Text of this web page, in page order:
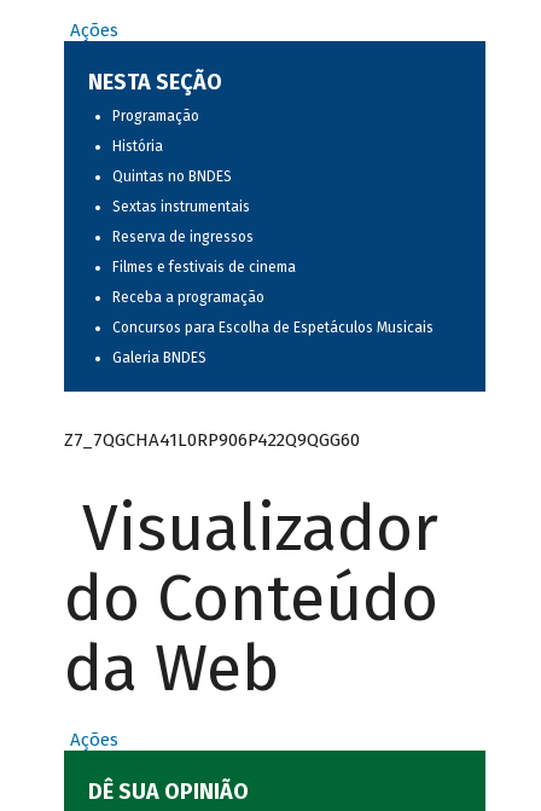
Ações
NESTA SEÇÃO
Programação
História
Quintas no BNDES
Sextas instrumentais
Reserva de ingressos
Filmes e festivais de cinema
Receba a programação
Concursos para Escolha de Espetáculos Musicais
Galeria BNDES
Z7_7QGCHA41L0RP906P422Q9QGG60
Visualizador
do Conteúdo
da Web
Ações
DÊ SUA OPINIÃO